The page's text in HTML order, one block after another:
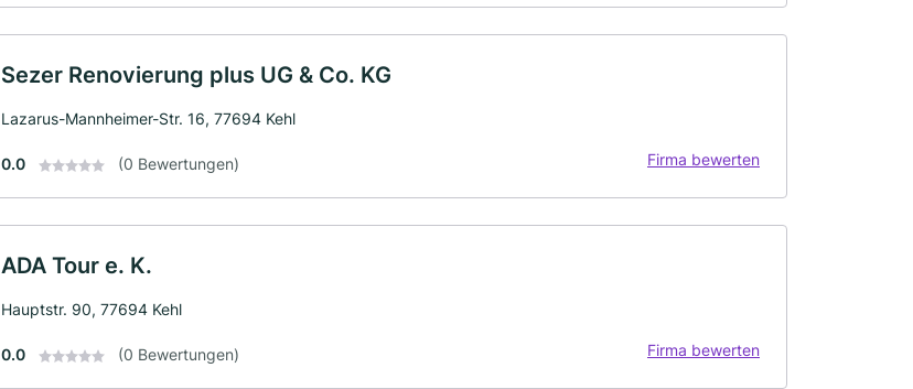
Sezer Renovierung plus UG & Co. KG
Lazarus-Mannheimer-Str. 16, 77694 Kehl
0.0 (0 Bewertungen) Firma bewerten
ADA Tour e. K.
Hauptstr. 90, 77694 Kehl
0.0 (0 Bewertungen) Firma bewerten